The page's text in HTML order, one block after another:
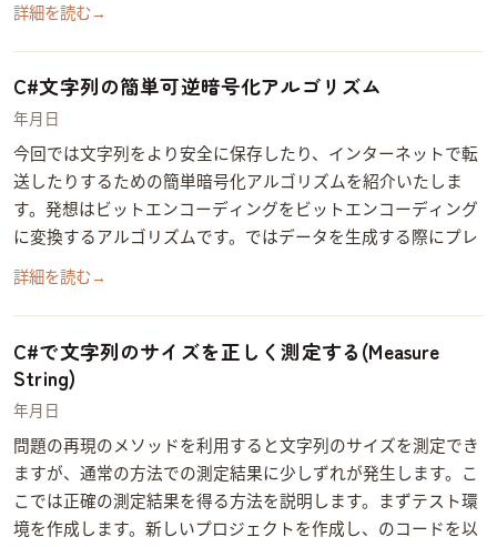
詳細を読む →
C#文字列の簡単可逆暗号化アルゴリズム
2014年6月2日
今回では文字列をより安全に保存したり、インターネットで転
送したりするための簡単暗号化アルゴリズムを紹介いたしま
す。 発想 Base64は8ビットエンコーディングを6ビットエンコーディング
に変換するアルゴリズムです。Base64ではデータを生成する際にプレ
ーンテキストのプロトコルでもデータの転送可能のため、プレ
詳細を読む →
C#で文字列のサイズを正しく測定する(Measure
String)
2014年5月27日
問題の再現 .NETのGraphics.MeasureStringメソッドを利用すると文字列のサイズを測定でき
ますが、通常の方法での測定結果に少しずれが発生します。こ
こでは正確の測定結果を得る方法を説明します。 まずテスト環
境を作成します。新しいWindows Formプロジェクトを作成し、Formのコードを以